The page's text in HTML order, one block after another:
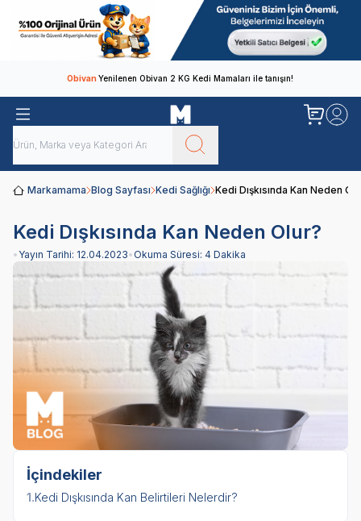
ObivanYenilenen Obivan 2 KG Kedi Mamaları ile tanışın!
Markamama Blog Sayfası Kedi Sağlığı Kedi Dışkısında Kan Neden
Kedi Dışkısında Kan Neden Olur?
• Yayın Tarihi: 12.04.2023•Okuma Süresi: 4 Dakika
İçindekiler
1.Kedi Dışkısında Kan Belirtileri Nelerdir?